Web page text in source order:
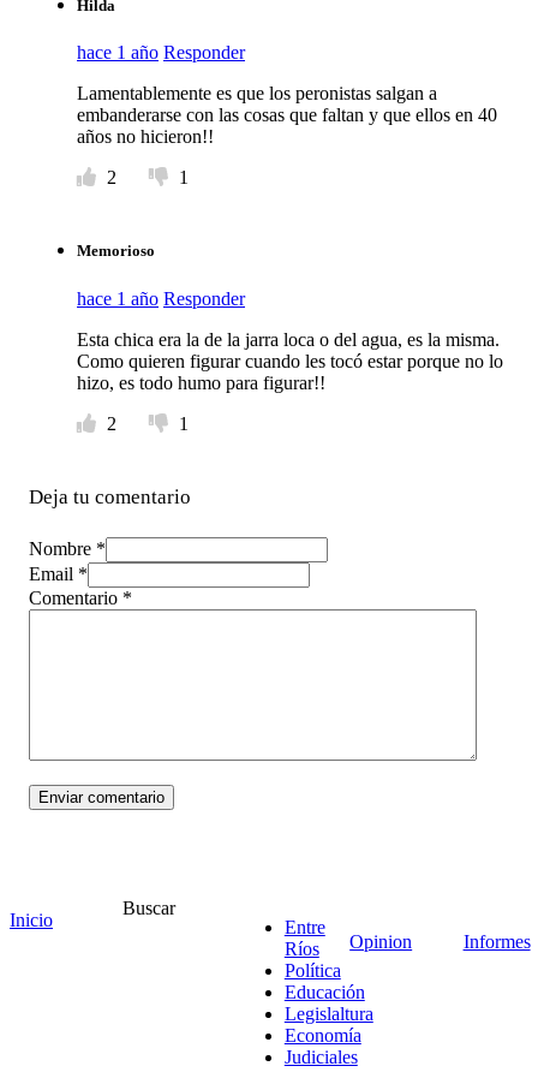
Hilda
hace 1 año Responder
Lamentablemente es que los peronistas salgan a
embanderarse con las cosas que faltan y que ellos en 40
años no hicieron!!
2
1
Memorioso
hace 1 año Responder
Esta chica era la de la jarra loca o del agua, es la misma.
Como quieren figurar cuando les tocó estar porque no lo
hizo, es todo humo para figurar!!
2
1
Deja tu comentario
Nombre *
Email *
Comentario *
Inicio
Buscar
Entre
Ríos
Política
Educación
Legislaltura
Economía
Judiciales
Opinion Informes
¡Ponete en contacto!
Escribe aquí abajo lo que desees buscar